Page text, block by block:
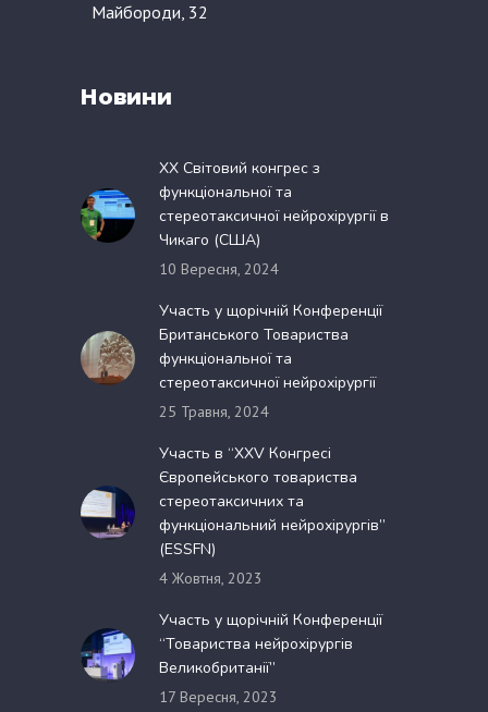
Майбороди, 32
Новини
XX Світовий конгрес з
функціональної та
стереотаксичної нейрохірургії в
Чикаго (США)
10 Вересня, 2024
Участь у щорічній Конференції
Британського Товариства
функціональної та
стереотаксичної нейрохірургії
25 Травня, 2024
Участь в “XXV Конгресі
Європейського товариства
стереотаксичних та
функціональний нейрохірургів”
(ESSFN)
4 Жовтня, 2023
Участь у щорічній Конференції
“Товариства нейрохірургів
Великобританії”
17 Вересня, 2023